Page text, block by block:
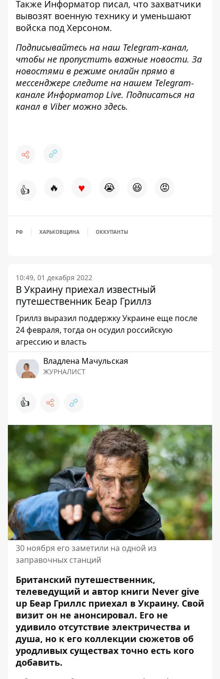
Также Информатор писал, что захватчики
вывозят военную технику и уменьшают
войска под Херсоном.
Подписывайтесь на наш Telegram-канал,
чтобы не пропустить важные новости. За
новостями в режиме онлайн прямо в
мессенджере следите на нашем Telegram-
канале Информатор Live. Подписаться на
канал в Viber можно здесь.
👍 🔥 ♥ 😭 😆 😡
РФ ХАРЬКОВЩИНА ОККУПАНТЫ
10:49, 01 декабря 2022
В Украину приехал известный
путешественник Беар Гриллз
Гриллз выразил поддержку Украине еще после
24 февраля, тогда он осудил российскую
агрессию и власть
Владлена Мачульская
ЖУРНАЛИСТ
👍
30 ноября его заметили на одной из
заправочных станций
Британский путешественник,
телеведущий и автор книги Never give
up Беар Гриллс приехал в Украину. Свой
визит он не анонсировал. Его не
удивило отсутствие электричества и
душа, но к его коллекции сюжетов об
уродливых существах точно есть кого
добавить.